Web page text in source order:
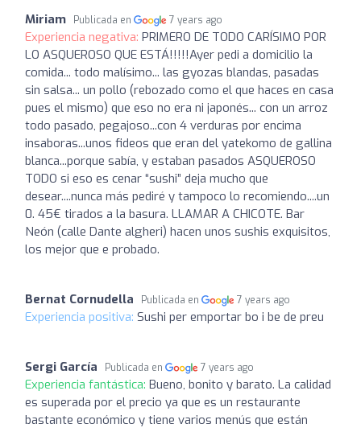
Miriam Publicada en 7 years ago
Experiencia negativa: PRIMERO DE TODO CARÍSIMO POR
LO ASQUEROSO QUE ESTÁ!!!!!Ayer pedi a domicilio la
comida... todo malísimo... las gyozas blandas, pasadas
sin salsa... un pollo (rebozado como el que haces en casa
pues el mismo) que eso no era ni japonés... con un arroz
todo pasado, pegajoso...con 4 verduras por encima
insaboras...unos fideos que eran del yatekomo de gallina
blanca...porque sabía, y estaban pasados ASQUEROSO
TODO si eso es cenar “sushi” deja mucho que
desear....nunca más pediré y tampoco lo recomiendo....un
0. 45€ tirados a la basura. LLAMAR A CHICOTE. Bar
Neón (calle Dante algheri) hacen unos sushis exquisitos,
los mejor que e probado.
Bernat Cornudella Publicada en 7 years ago
Experiencia positiva: Sushi per emportar bo i be de preu
Sergi García Publicada en 7 years ago
Experiencia fantástica: Bueno, bonito y barato. La calidad
es superada por el precio ya que es un restaurante
bastante económico y tiene varios menús que están